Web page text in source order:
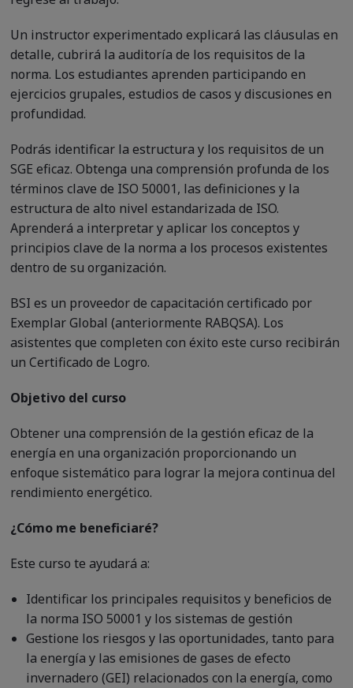
Un instructor experimentado explicará las cláusulas en
detalle, cubrirá la auditoría de los requisitos de la
norma. Los estudiantes aprenden participando en
ejercicios grupales, estudios de casos y discusiones en
profundidad.
Podrás identificar la estructura y los requisitos de un
SGE eficaz. Obtenga una comprensión profunda de los
términos clave de ISO 50001, las definiciones y la
estructura de alto nivel estandarizada de ISO.
Aprenderá a interpretar y aplicar los conceptos y
principios clave de la norma a los procesos existentes
dentro de su organización.
BSI es un proveedor de capacitación certificado por
Exemplar Global (anteriormente RABQSA). Los
asistentes que completen con éxito este curso recibirán
un Certificado de Logro.
Objetivo del curso
Obtener una comprensión de la gestión eficaz de la
energía en una organización proporcionando un
enfoque sistemático para lograr la mejora continua del
rendimiento energético.
¿Cómo me beneficiaré?
Este curso te ayudará a:
Identificar los principales requisitos y beneficios de
la norma ISO 50001 y los sistemas de gestión
Gestione los riesgos y las oportunidades, tanto para
la energía y las emisiones de gases de efecto
invernadero (GEI) relacionados con la energía, como